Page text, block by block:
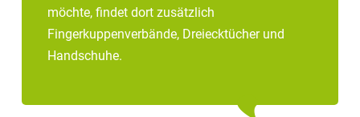
möchte, findet dort zusätzlich
Fingerkuppenverbände, Dreiecktücher und
Handschuhe.